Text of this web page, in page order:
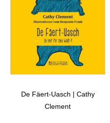
De Fäert-Uasch | Cathy
Clement